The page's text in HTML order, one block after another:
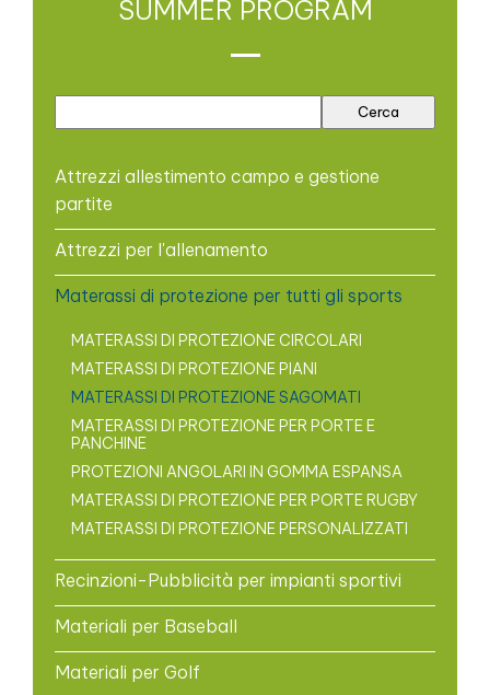
SUMMER PROGRAM
Attrezzi allestimento campo e gestione
partite
Attrezzi per l'allenamento
Materassi di protezione per tutti gli sports
MATERASSI DI PROTEZIONE CIRCOLARI
MATERASSI DI PROTEZIONE PIANI
MATERASSI DI PROTEZIONE SAGOMATI
MATERASSI DI PROTEZIONE PER PORTE E
PANCHINE
PROTEZIONI ANGOLARI IN GOMMA ESPANSA
MATERASSI DI PROTEZIONE PER PORTE RUGBY
MATERASSI DI PROTEZIONE PERSONALIZZATI
Recinzioni-Pubblicità per impianti sportivi
Materiali per Baseball
Materiali per Golf